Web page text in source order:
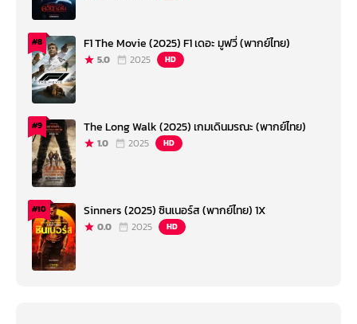
#8 F1 The Movie (2025) F1 เดอะ มูฟวี่ (พากย์ไทย)
5.0 2025 HD
#9 The Long Walk (2025) เกมเดินมรณะ (พากย์ไทย)
1.0 2025 HD
#10 Sinners (2025) ซินเนอร์ส (พากย์ไทย) 1X
0.0 2025 HD